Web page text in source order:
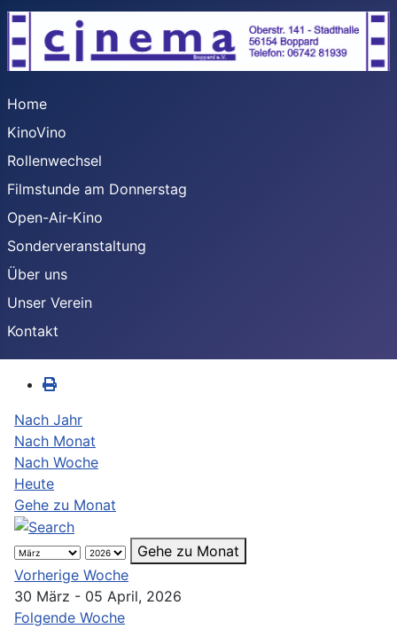
Home
KinoVino
Rollenwechsel
Filmstunde am Donnerstag
Open-Air-Kino
Sonderveranstaltung
Über uns
Unser Verein
Kontakt
Nach Jahr
Nach Monat
Nach Woche
Heute
Gehe zu Monat
Gehe zu Monat
Vorherige Woche
30 März - 05 April, 2026
Folgende Woche